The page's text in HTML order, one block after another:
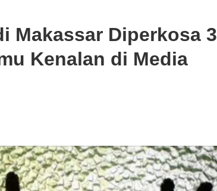
Makassar Diperkosa 3
Kenalan di Media